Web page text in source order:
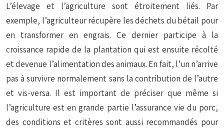
L’élevage et l’agriculture sont étroitement liés. Par
exemple, l’agriculteur récupère les déchets du bétail pour
en transformer en engrais. Ce dernier participe à la
croissance rapide de la plantation qui est ensuite récolté
et devenue l’alimentation des animaux. En fait, l’un n’arrive
pas à survivre normalement sans la contribution de l’autre
et vis-versa. Il est important de préciser que même si
l’agriculture est en grande partie l’assurance vie du porc,
des conditions et critères sont aussi recommandés pour